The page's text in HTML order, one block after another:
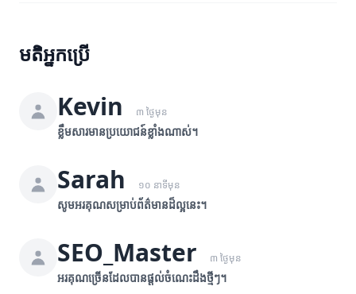
មតិអ្នកប្រើ
Kevin ៣ ថ្ងៃមុន
ខ្លឹមសារមានប្រយោជន៍ខ្លាំងណាស់។
Sarah ១០ នាទីមុន
សូមអរគុណសម្រាប់ព័ត៌មានដ៏ល្អនេះ។
SEO_Master ៣ ថ្ងៃមុន
អរគុណច្រើនដែលបានផ្តល់ចំណេះដឹងថ្មីៗ។